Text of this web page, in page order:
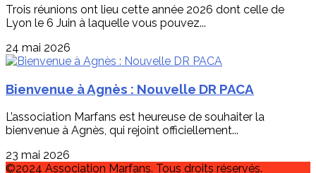
Trois réunions ont lieu cette année 2026 dont celle de
Lyon le 6 Juin à laquelle vous pouvez...
24 mai 2026
Bienvenue à Agnès : Nouvelle DR PACA
L’association Marfans est heureuse de souhaiter la
bienvenue à Agnès, qui rejoint officiellement...
23 mai 2026
©2024 Association Marfans. Tous droits réservés.